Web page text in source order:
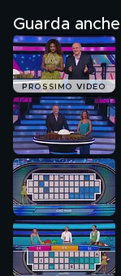
Guarda anche
PROSSIMO VIDEO